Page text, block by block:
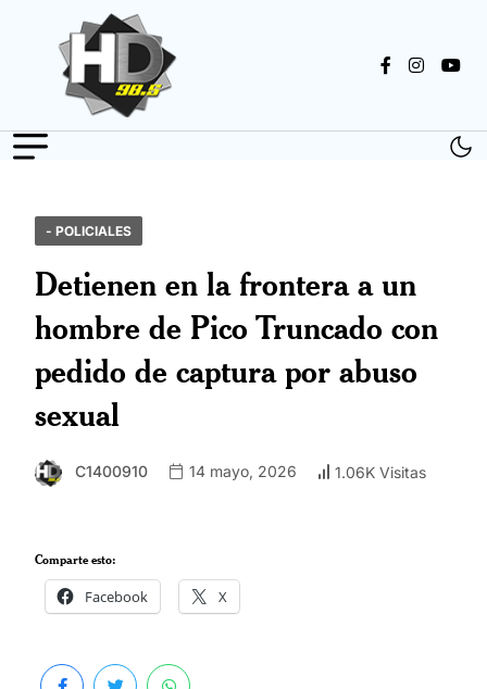
- POLICIALES
Detienen en la frontera a un
hombre de Pico Truncado con
pedido de captura por abuso
sexual
C1400910 14 mayo, 2026 1.06K Visitas
Comparte esto:
Facebook X